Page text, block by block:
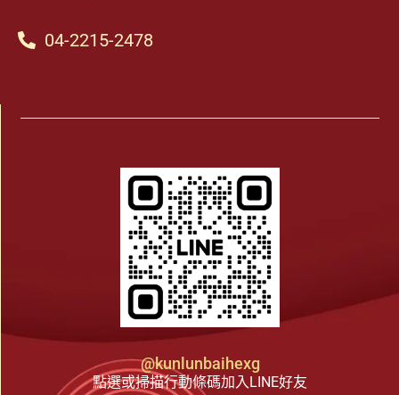
04-2215-2478
@kunlunbaihexg
點選或掃描行動條碼加入LINE好友